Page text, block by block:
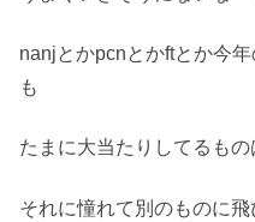
nanjとかpcnとかftとか今
も
たまに大当たりしてるも
それに憧れて別のものに